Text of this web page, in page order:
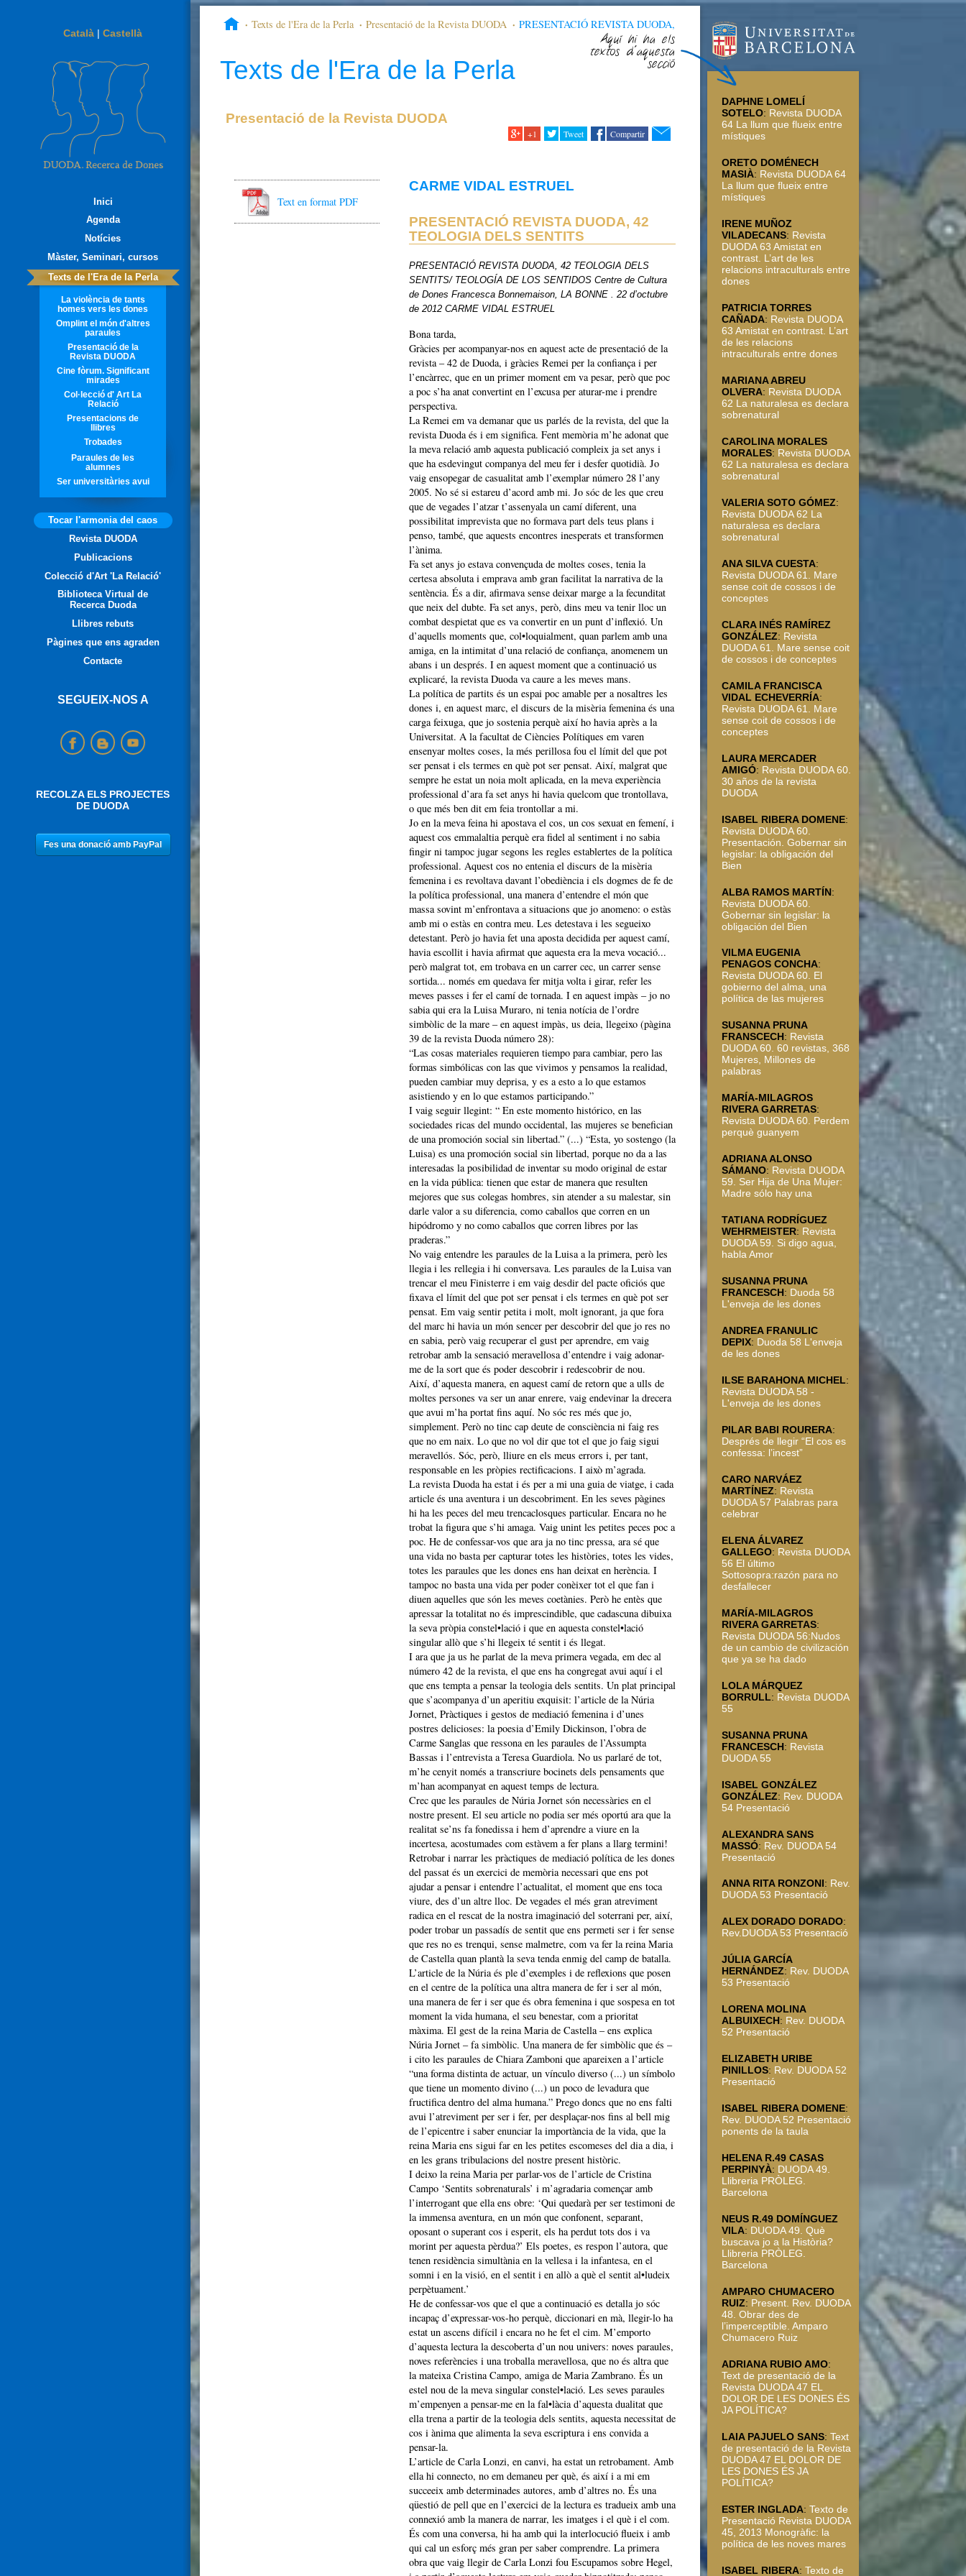
Català |Castellà
Inici
Agenda
Notícies
Màster, Seminari, cursos
Texts de l'Era de la Perla
La violència de tants
homes vers les dones
Omplint el món d'altres
paraules
Presentació de la
Revista DUODA
Cine fòrum. Significant
mirades
Col·lecció d' Art La
Relació
Presentacions de
llibres
Trobades
Paraules de les
alumnes
Ser universitàries avui
Tocar l'armonia del caos
Revista DUODA
Publicacions
Colecció d'Art 'La Relació'
Biblioteca Virtual de
Recerca Duoda
Llibres rebuts
Pàgines que ens agraden
Contacte
SEGUEIX-NOS A
RECOLZA ELS PROJECTES
DE DUODA
Texts de l'Era de la Perla Presentació de la Revista DUODA
PRESENTACIÓ REVISTA DUODA,
Aquí hi ha els
textos d'aquesta
secció
Texts de l'Era de la Perla
Presentació de la Revista DUODA
+1 Tweet Compartir
Text en format PDF
CARME VIDAL ESTRUEL
PRESENTACIÓ REVISTA DUODA, 42
TEOLOGIA DELS SENTITS
PRESENTACIÓ REVISTA DUODA, 42 TEOLOGIA DELS
SENTITS/ TEOLOGÍA DE LOS SENTIDOS Centre de Cultura
de Dones Francesca Bonnemaison, LA BONNE . 22 d’octubre
de 2012 CARME VIDAL ESTRUEL
Bona tarda,
Gràcies per acompanyar-nos en aquest acte de presentació de la
revista – 42 de Duoda, i gràcies Remei per la confiança i per
l’encàrrec, que en un primer moment em va pesar, però que poc
a poc s’ha anat convertint en l’excusa per aturar-me i prendre
perspectiva.
La Remei em va demanar que us parlés de la revista, del que la
revista Duoda és i em significa. Fent memòria m’he adonat que
la meva relació amb aquesta publicació compleix ja set anys i
que ha esdevingut companya del meu fer i desfer quotidià. Jo
vaig ensopegar de casualitat amb l’exemplar número 28 l’any
2005. No sé si estareu d’acord amb mi. Jo sóc de les que creu
que de vegades l’atzar t’assenyala un camí diferent, una
possibilitat imprevista que no formava part dels teus plans i
penso, també, que aquests encontres inesperats et transformen
l’ànima.
Fa set anys jo estava convençuda de moltes coses, tenia la
certesa absoluta i emprava amb gran facilitat la narrativa de la
sentència. És a dir, afirmava sense deixar marge a la fecunditat
que neix del dubte. Fa set anys, però, dins meu va tenir lloc un
combat despietat que es va convertir en un punt d’inflexió. Un
d’aquells moments que, col•loquialment, quan parlem amb una
amiga, en la intimitat d’una relació de confiança, anomenem un
abans i un després. I en aquest moment que a continuació us
explicaré, la revista Duoda va caure a les meves mans.
La política de partits és un espai poc amable per a nosaltres les
dones i, en aquest marc, el discurs de la misèria femenina és una
carga feixuga, que jo sostenia perquè així ho havia après a la
Universitat. A la facultat de Ciències Polítiques em varen
ensenyar moltes coses, la més perillosa fou el límit del que pot
ser pensat i els termes en què pot ser pensat. Així, malgrat que
sempre he estat un noia molt aplicada, en la meva experiència
professional d’ara fa set anys hi havia quelcom que trontollava,
o que més ben dit em feia trontollar a mi.
Jo en la meva feina hi apostava el cos, un cos sexuat en femení, i
aquest cos emmalaltia perquè era fidel al sentiment i no sabia
fingir ni tampoc jugar segons les regles establertes de la política
professional. Aquest cos no entenia el discurs de la misèria
femenina i es revoltava davant l’obediència i els dogmes de fe de
la política professional, una manera d’entendre el món que
massa sovint m’enfrontava a situacions que jo anomeno: o estàs
amb mi o estàs en contra meu. Les detestava i les segueixo
detestant. Però jo havia fet una aposta decidida per aquest camí,
havia escollit i havia afirmat que aquesta era la meva vocació...
però malgrat tot, em trobava en un carrer cec, un carrer sense
sortida... només em quedava fer mitja volta i girar, refer les
meves passes i fer el camí de tornada. I en aquest impàs – jo no
sabia qui era la Luisa Muraro, ni tenia notícia de l’ordre
simbòlic de la mare – en aquest impàs, us deia, llegeixo (pàgina
39 de la revista Duoda número 28):
“Las cosas materiales requieren tiempo para cambiar, pero las
formas simbólicas con las que vivimos y pensamos la realidad,
pueden cambiar muy deprisa, y es a esto a lo que estamos
asistiendo y en lo que estamos participando.”
I vaig seguir llegint: “ En este momento histórico, en las
sociedades ricas del mundo occidental, las mujeres se benefician
de una promoción social sin libertad.” (...) “Esta, yo sostengo (la
Luisa) es una promoción social sin libertad, porque no da a las
interesadas la posibilidad de inventar su modo original de estar
en la vida pública: tienen que estar de manera que resulten
mejores que sus colegas hombres, sin atender a su malestar, sin
darle valor a su diferencia, como caballos que corren en un
hipódromo y no como caballos que corren libres por las
praderas.”
No vaig entendre les paraules de la Luisa a la primera, però les
llegia i les rellegia i hi conversava. Les paraules de la Luisa van
trencar el meu Finisterre i em vaig desdir del pacte oficiós que
fixava el límit del que pot ser pensat i els termes en què pot ser
pensat. Em vaig sentir petita i molt, molt ignorant, ja que fora
del marc hi havia un món sencer per descobrir del que jo res no
en sabia, però vaig recuperar el gust per aprendre, em vaig
retrobar amb la sensació meravellosa d’entendre i vaig adonar-
me de la sort que és poder descobrir i redescobrir de nou.
Així, d’aquesta manera, en aquest camí de retorn que a ulls de
moltes persones va ser un anar enrere, vaig endevinar la drecera
que avui m’ha portat fins aquí. No sóc res més que jo,
simplement. Però no tinc cap deute de consciència ni faig res
que no em naix. Lo que no vol dir que tot el que jo faig sigui
meravellós. Sóc, però, lliure en els meus errors i, per tant,
responsable en les pròpies rectificacions. I això m’agrada.
La revista Duoda ha estat i és per a mi una guia de viatge, i cada
article és una aventura i un descobriment. En les seves pàgines
hi ha les peces del meu trencaclosques particular. Encara no he
trobat la figura que s’hi amaga. Vaig unint les petites peces poc a
poc. He de confessar-vos que ara ja no tinc pressa, ara sé que
una vida no basta per capturar totes les històries, totes les vides,
totes les paraules que les dones ens han deixat en herència. I
tampoc no basta una vida per poder conèixer tot el que fan i
diuen aquelles que són les meves coetànies. Però he entès que
apressar la totalitat no és imprescindible, que cadascuna dibuixa
la seva pròpia constel•lació i que en aquesta constel•lació
singular allò que s’hi llegeix té sentit i és llegat.
I ara que ja us he parlat de la meva primera vegada, em dec al
número 42 de la revista, el que ens ha congregat avui aquí i el
que ens tempta a pensar la teologia dels sentits. Un plat principal
que s’acompanya d’un aperitiu exquisit: l’article de la Núria
Jornet, Pràctiques i gestos de mediació femenina i d’unes
postres delicioses: la poesia d’Emily Dickinson, l’obra de
Carme Sanglas que ressona en les paraules de l’Assumpta
Bassas i l’entrevista a Teresa Guardiola. No us parlaré de tot,
m’he cenyit només a transcriure bocinets dels pensaments que
m’han acompanyat en aquest temps de lectura.
Crec que les paraules de Núria Jornet són necessàries en el
nostre present. El seu article no podia ser més oportú ara que la
realitat se’ns fa fonedissa i hem d’aprendre a viure en la
incertesa, acostumades com estàvem a fer plans a llarg termini!
Retrobar i narrar les pràctiques de mediació política de les dones
del passat és un exercici de memòria necessari que ens pot
ajudar a pensar i entendre l’actualitat, el moment que ens toca
viure, des d’un altre lloc. De vegades el més gran atreviment
radica en el rescat de la nostra imaginació del soterrani per, així,
poder trobar un passadís de sentit que ens permeti ser i fer sense
que res no es trenqui, sense malmetre, com va fer la reina Maria
de Castella quan plantà la seva tenda enmig del camp de batalla.
L’article de la Núria és ple d’exemples i de reflexions que posen
en el centre de la política una altra manera de fer i ser al món,
una manera de fer i ser que és obra femenina i que sospesa en tot
moment la vida humana, el seu benestar, com a prioritat
màxima. El gest de la reina Maria de Castella – ens explica
Núria Jornet – fa simbòlic. Una manera de fer simbòlic que és –
i cito les paraules de Chiara Zamboni que apareixen a l’article
“una forma distinta de actuar, un vínculo diverso (...) un símbolo
que tiene un momento divino (...) un poco de levadura que
fructifica dentro del alma humana.” Prego doncs que no ens falti
avui l’atreviment per ser i fer, per desplaçar-nos fins al bell mig
de l’epicentre i saber enunciar la importància de la vida, que la
reina Maria ens sigui far en les petites escomeses del dia a dia, i
en les grans tribulacions del nostre present històric.
I deixo la reina Maria per parlar-vos de l’article de Cristina
Campo ‘Sentits sobrenaturals’ i m’agradaria començar amb
l’interrogant que ella ens obre: ‘Qui quedarà per ser testimoni de
la immensa aventura, en un món que confonent, separant,
oposant o superant cos i esperit, els ha perdut tots dos i va
morint per aquesta pèrdua?’ Els poetes, es respon l’autora, que
tenen residència simultània en la vellesa i la infantesa, en el
somni i en la visió, en el sentit i en allò a què el sentit al•ludeix
perpètuament.’
He de confessar-vos que el que a continuació es detalla jo sóc
incapaç d’expressar-vos-ho perquè, diccionari en mà, llegir-lo ha
estat un ascens difícil i encara no he fet el cim. M’emporto
d’aquesta lectura la descoberta d’un nou univers: noves paraules,
noves referències i una troballa meravellosa, que no és altra que
la mateixa Cristina Campo, amiga de Maria Zambrano. És un
estel nou de la meva singular constel•lació. Les seves paraules
m’empenyen a pensar-me en la fal•làcia d’aquesta dualitat que
ella trena a partir de la teologia dels sentits, aquesta necessitat de
cos i ànima que alimenta la seva escriptura i ens convida a
pensar-la.
L’article de Carla Lonzi, en canvi, ha estat un retrobament. Amb
ella hi connecto, no em demaneu per què, és així i a mi em
succeeix amb determinades autores, amb d’altres no. És una
qüestió de pell que en l’exercici de la lectura es tradueix amb una
connexió amb la manera de narrar, les imatges i el què i el com.
És com una conversa, hi ha amb qui la interlocució flueix i amb
qui cal un esforç més gran per saber comprendre. La primera
obra que vaig llegir de Carla Lonzi fou Escupamos sobre Hegel,
DAPHNE LOMELÍ
SOTELO: Revista DUODA
64 La llum que flueix entre
místiques
ORETO DOMÉNECH
MASIÀ: Revista DUODA 64
La llum que flueix entre
místiques
IRENE MUÑOZ
VILADECANS: Revista
DUODA 63 Amistat en
contrast. L’art de les
relacions intraculturals entre
dones
PATRICIA TORRES
CAÑADA: Revista DUODA
63 Amistat en contrast. L’art
de les relacions
intraculturals entre dones
MARIANA ABREU
OLVERA: Revista DUODA
62 La naturalesa es declara
sobrenatural
CAROLINA MORALES
MORALES: Revista DUODA
62 La naturalesa es declara
sobrenatural
VALERIA SOTO GÓMEZ:
Revista DUODA 62 La
naturalesa es declara
sobrenatural
ANA SILVA CUESTA:
Revista DUODA 61. Mare
sense coit de cossos i de
conceptes
CLARA INÉS RAMÍREZ
GONZÁLEZ: Revista
DUODA 61. Mare sense coit
de cossos i de conceptes
CAMILA FRANCISCA
VIDAL ECHEVERRÍA:
Revista DUODA 61. Mare
sense coit de cossos i de
conceptes
LAURA MERCADER
AMIGÓ: Revista DUODA 60.
30 años de la revista
DUODA
ISABEL RIBERA DOMENE:
Revista DUODA 60.
Presentación. Gobernar sin
legislar: la obligación del
Bien
ALBA RAMOS MARTÍN:
Revista DUODA 60.
Gobernar sin legislar: la
obligación del Bien
VILMA EUGENIA
PENAGOS CONCHA:
Revista DUODA 60. El
gobierno del alma, una
política de las mujeres
SUSANNA PRUNA
FRANSCECH: Revista
DUODA 60. 60 revistas, 368
Mujeres, Millones de
palabras
MARÍA-MILAGROS
RIVERA GARRETAS:
Revista DUODA 60. Perdem
perquè guanyem
ADRIANA ALONSO
SÁMANO: Revista DUODA
59. Ser Hija de Una Mujer:
Madre sólo hay una
TATIANA RODRÍGUEZ
WEHRMEISTER: Revista
DUODA 59. Si digo agua,
habla Amor
SUSANNA PRUNA
FRANCESCH: Duoda 58
L'enveja de les dones
ANDREA FRANULIC
DEPIX: Duoda 58 L'enveja
de les dones
ILSE BARAHONA MICHEL:
Revista DUODA 58 -
L'enveja de les dones
PILAR BABI ROURERA:
Després de llegir “El cos es
confessa: l’incest”
CARO NARVÁEZ
MARTÍNEZ: Revista
DUODA 57 Palabras para
celebrar
ELENA ÁLVAREZ
GALLEGO: Revista DUODA
56 El último
Sottosopra:razón para no
desfallecer
MARÍA-MILAGROS
RIVERA GARRETAS:
Revista DUODA 56:Nudos
de un cambio de civilización
que ya se ha dado
LOLA MÁRQUEZ
BORRULL: Revista DUODA
55
SUSANNA PRUNA
FRANCESCH: Revista
DUODA 55
ISABEL GONZÁLEZ
GONZÁLEZ: Rev. DUODA
54 Presentació
ALEXANDRA SANS
MASSÓ: Rev. DUODA 54
Presentació
ANNA RITA RONZONI: Rev.
DUODA 53 Presentació
ALEX DORADO DORADO:
Rev.DUODA 53 Presentació
JÚLIA GARCÍA
HERNÁNDEZ: Rev. DUODA
53 Presentació
LORENA MOLINA
ALBUIXECH: Rev. DUODA
52 Presentació
ELIZABETH URIBE
PINILLOS: Rev. DUODA 52
Presentació
ISABEL RIBERA DOMENE:
Rev. DUODA 52 Presentació
ponents de la taula
HELENA R.49 CASAS
PERPINYÀ: DUODA 49.
Llibreria PRÒLEG.
Barcelona
NEUS R.49 DOMÍNGUEZ
VILA: DUODA 49. Què
buscava jo a la Història?
Llibreria PRÒLEG.
Barcelona
AMPARO CHUMACERO
RUIZ: Present. Rev. DUODA
48. Obrar des de
l’imperceptible. Amparo
Chumacero Ruiz
ADRIANA RUBIO AMO:
Text de presentació de la
Revista DUODA 47 EL
DOLOR DE LES DONES ÉS
JA POLÍTICA?
LAIA PAJUELO SANS:Text
de presentació de la Revista
DUODA 47 EL DOLOR DE
LES DONES ÉS JA
POLÍTICA?
ESTER INGLADA:Texto de
Presentació Revista DUODA
45, 2013 Monogràfic: la
política de les noves mares
ISABEL RIBERA:Texto de